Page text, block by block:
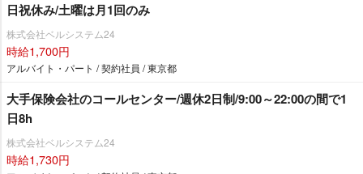
日祝休み/土曜は月1回のみ
株式会社ベルシステム24
時給1,700円
アルバイト・パート / 契約社員 / 東京都
大手保険会社のコールセンター/週休2日制/9:00～22:00の間で1
日8h
株式会社ベルシステム24
時給1,730円